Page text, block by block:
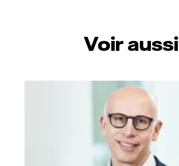
Voir aussi